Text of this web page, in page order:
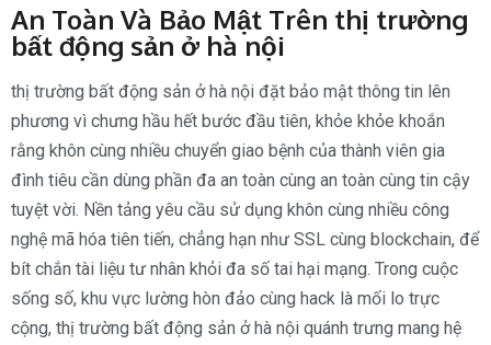
An Toàn Và Bảo Mật Trên thị trường
bất động sản ở hà nội
thị trường bất động sản ở hà nội đặt bảo mật thông tin lên
phương vì chưng hầu hết bước đầu tiên, khỏe khỏe khoắn
rằng khôn cùng nhiều chuyển giao bệnh của thành viên gia
đình tiêu cần dùng phần đa an toàn cùng an toàn cùng tin cậy
tuyệt vời. Nền tảng yêu cầu sử dụng khôn cùng nhiều công
nghệ mã hóa tiên tiến, chẳng hạn như SSL cùng blockchain, để
bít chắn tài liệu tư nhân khỏi đa số tai hại mạng. Trong cuộc
sống số, khu vực lường hòn đảo cùng hack là mối lo trực
cộng, thị trường bất động sản ở hà nội quánh trưng mang hệ